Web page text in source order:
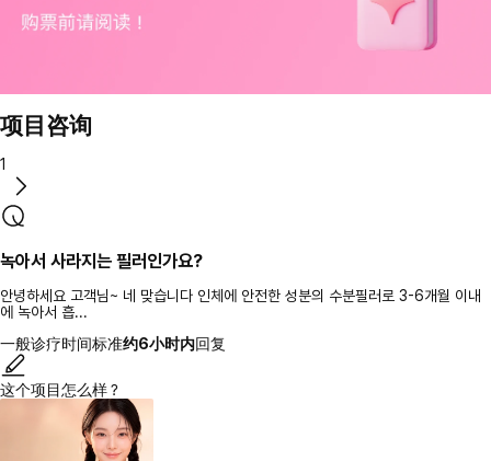
项目咨询
1
녹아서 사라지는 필러인가요?
안녕하세요 고객님~ 네 맞습니다 인체에 안전한 성분의 수분필러로 3-6개월 이내
에 녹아서 흡...
一般诊疗时间标准约6小时内回复
这个项目怎么样？